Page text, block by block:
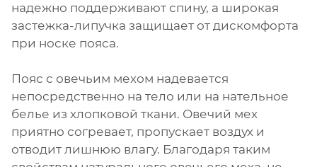
надежно поддерживают спину, а широкая
застежка-липучка защищает от дискомфорта
при носке пояса.
Пояс с овечьим мехом надевается
непосредственно на тело или на нательное
белье из хлопковой ткани. Овечий мех
приятно согревает, пропускает воздух и
отводит лишнюю влагу. Благодаря таким